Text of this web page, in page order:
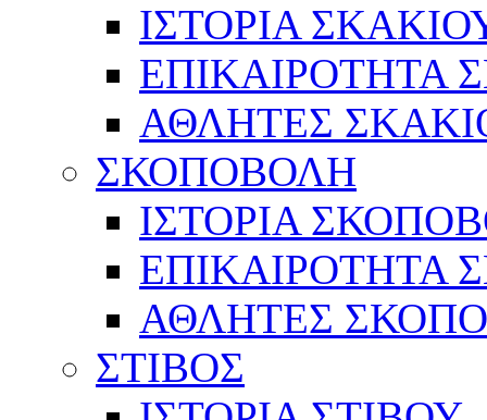
ΙΣΤΟΡΙΑ
ΕΠΙΚΑΙΡΟΤΗΤΑ
ΑΘΛΗΤΕΣ
ΣΚΟΠΟΒΟΛΗ
ΙΣΤΟΡΙΑ
ΕΠΙΚΑΙΡΟΤΗΤΑ
ΑΘΛΗΤΕΣ
ΣΤΙΒΟΣ